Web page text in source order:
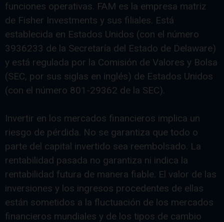
funciones operativas. FAM es la empresa matriz
de Fisher Investments y sus filiales. Está
establecida en Estados Unidos (con el número
3936233 de la Secretaría del Estado de Delaware)
y está regulada por la Comisión de Valores y Bolsa
(SEC, por sus siglas en inglés) de Estados Unidos
(con el número 801-29362 de la SEC).
Invertir en los mercados financieros implica un
riesgo de pérdida. No se garantiza que todo o
parte del capital invertido sea reembolsado. La
rentabilidad pasada no garantiza ni indica la
rentabilidad futura de manera fiable. El valor de las
inversiones y los ingresos procedentes de ellas
están sometidos a la fluctuación de los mercados
financieros mundiales y de los tipos de cambio